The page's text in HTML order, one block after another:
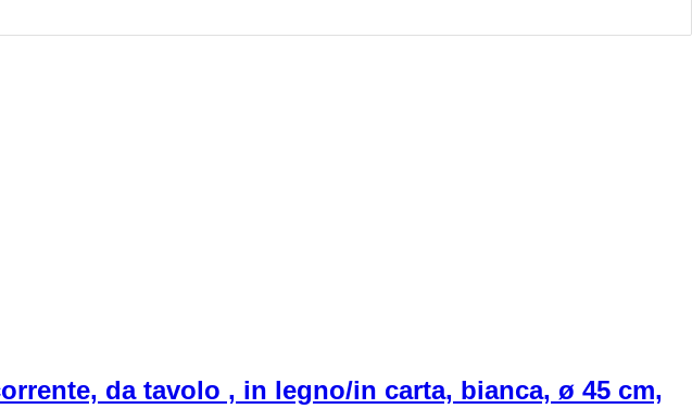
da tavolo , in legno/in carta, bianca, ø 45 cm,